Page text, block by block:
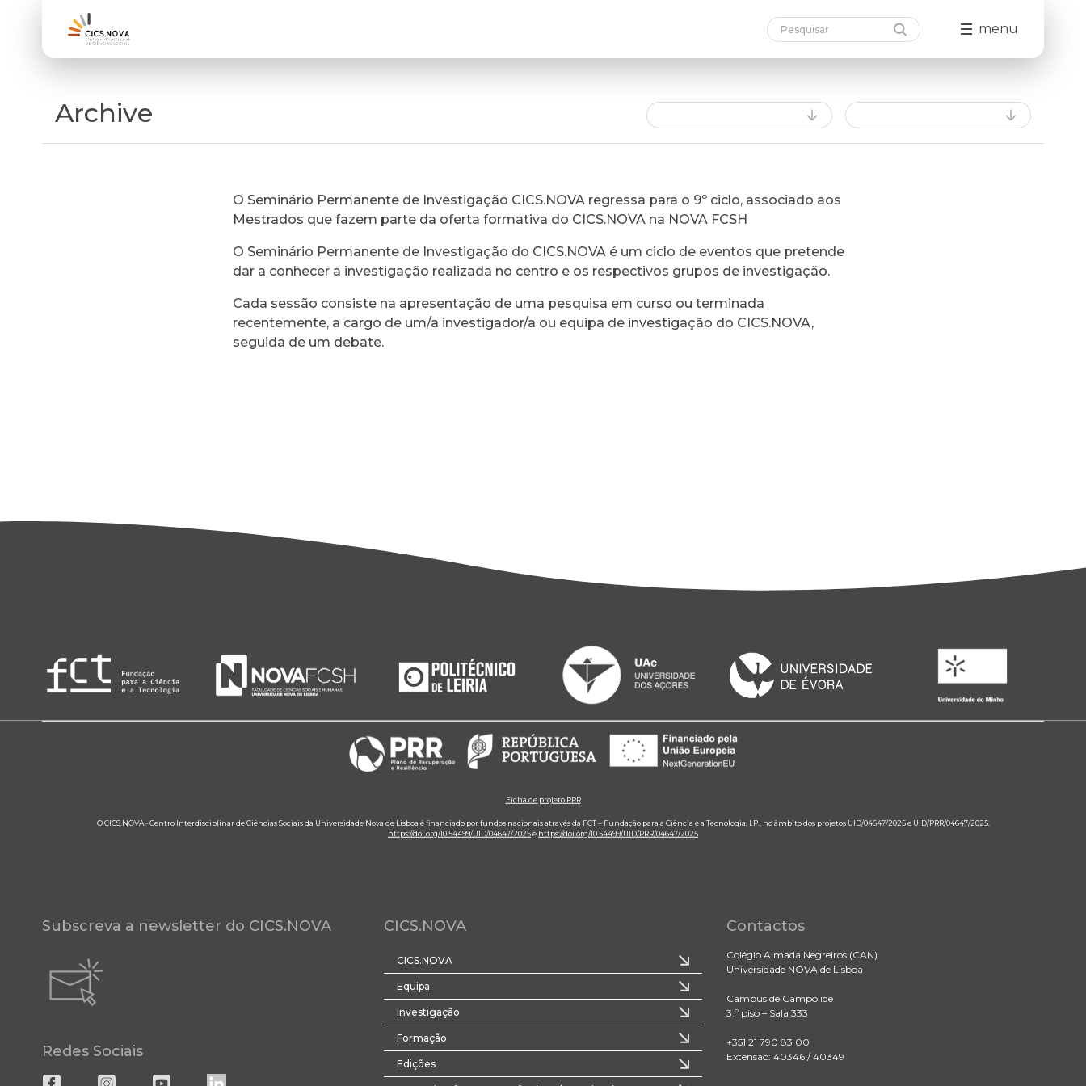
menu
Archive
O Seminário Permanente de Investigação CICS.NOVA regressa para o 9º ciclo, associado aos
Mestrados que fazem parte da oferta formativa do CICS.NOVA na NOVA FCSH
O Seminário Permanente de Investigação do CICS.NOVA é um ciclo de eventos que pretende
dar a conhecer a investigação realizada no centro e os respectivos grupos de investigação.
Cada sessão consiste na apresentação de uma pesquisa em curso ou terminada
recentemente, a cargo de um/a investigador/a ou equipa de investigação do CICS.NOVA,
seguida de um debate.
Ficha de projeto PRR
O CICS.NOVA - Centro Interdisciplinar de Ciências Sociais da Universidade Nova de Lisboa é financiado por fundos nacionais através da FCT – Fundação para a Ciência e a Tecnologia, I.P., no âmbito dos projetos UID/04647/2025 e UID/PRR/04647/2025.
https://doi.org/10.54499/UID/04647/2025e https://doi.org/10.54499/UID/PRR/04647/2025
Subscreva a newsletter do CICS.NOVA
Redes Sociais
CICS.NOVA
CICS.NOVA
Equipa
Investigação
Formação
Edições
Contactos
Colégio Almada Negreiros (CAN)
Universidade NOVA de Lisboa
Campus de Campolide
3.º piso – Sala 333
+351 21 790 83 00
Extensão: 40346 / 40349